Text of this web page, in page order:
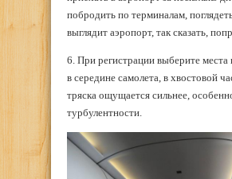
побродить по терминалам,
выглядит аэропорт, так сказать,
6. При регистрации выберите места
в середине самолета, в хвостовой
тряска ощущается сильнее,
турбулентности.